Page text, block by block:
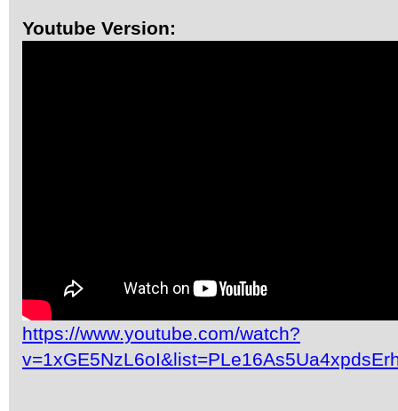
Youtube Version:
https://www.youtube.com/watch?